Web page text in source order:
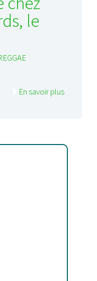
le
En savoir plus